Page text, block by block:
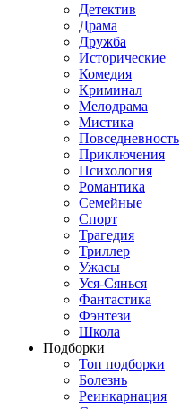
Детектив
Драма
Дружба
Исторические
Комедия
Криминал
Мелодрама
Мистика
Повседневность
Приключения
Психология
Романтика
Семейные
Спорт
Трагедия
Триллер
Ужасы
Уся-Сянься
Фантастика
Фэнтези
Школа
Подборки
Топ подборки
Болезнь
Реинкарнация